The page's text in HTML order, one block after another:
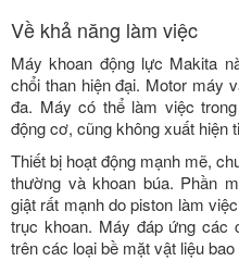
Về khả năng làm việc
Máy khoan động lực Makita
chổi than hiện đại. Motor máy
đa. Máy có thể làm việc
động cơ, cũng không xuất hiện
Thiết bị hoạt động mạnh mẽ,
thường và khoan búa. Phần
giật rất mạnh do piston làm
trục khoan. Máy đáp ứng các
trên các loại bề mặt vật liệu